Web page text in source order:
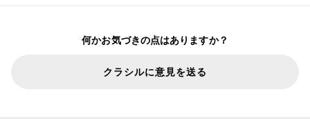
何かお気づきの点はありますか？
クラシルに意見を送る